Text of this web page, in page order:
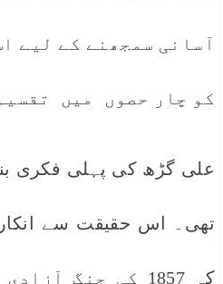
آسانی سمجھنے کے لیے
کو چار حصوں میں
علی گڑھ کی پہلی فکری
تھی۔ اس حقیقت سے
کہ 1857 کی جنگ